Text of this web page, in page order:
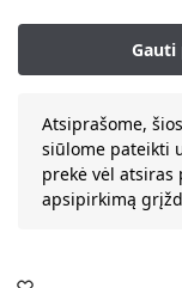
Atsiprašome,
siūlome pateikti
prekė vėl atsiras
apsipirkimą